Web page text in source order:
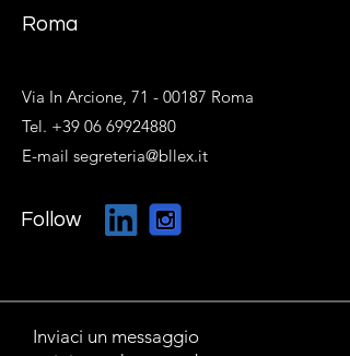
Roma
Via In Arcione, 71 - 00187 Roma
Tel. +39 06 69924880
E-mail segreteria@bllex.it
Follow
Inviaci un messaggio